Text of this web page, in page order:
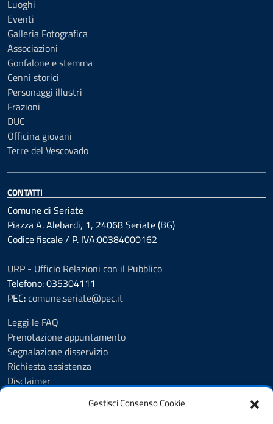
Gestisci Consenso Cookie
Luoghi
Eventi
Galleria Fotografica
Associazioni
Gonfalone e stemma
Cenni storici
Personaggi illustri
Frazioni
DUC
Officina giovani
Terre del Vescovado
CONTATTI
Comune di Seriate
Piazza A. Alebardi, 1, 24068 Seriate (BG)
Codice fiscale / P. IVA:00384000162
URP - Ufficio Relazioni con il Pubblico
Telefono: 035304111
PEC:comune.seriate@pec.it
Leggi le FAQ
Prenotazione appuntamento
Segnalazione disservizio
Richiesta assistenza
Disclaimer